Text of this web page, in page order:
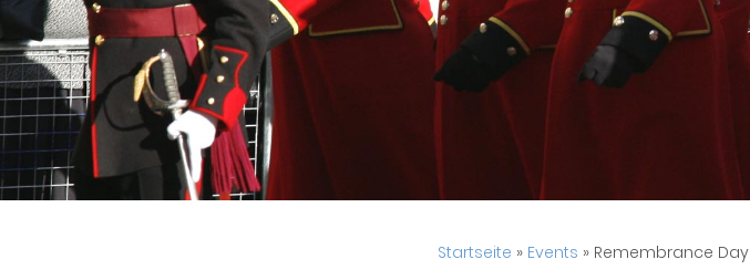
Startseite » Events » Remembrance Day